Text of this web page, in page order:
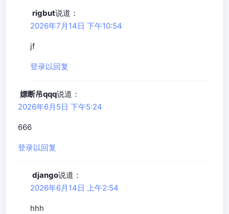
rigbut说道：
2026年7月14日 下午10:54
jf
登录以回复
嫖断吊qqq说道：
2026年6月5日 下午5:24
666
登录以回复
django说道：
2026年6月14日 上午2:54
hhh